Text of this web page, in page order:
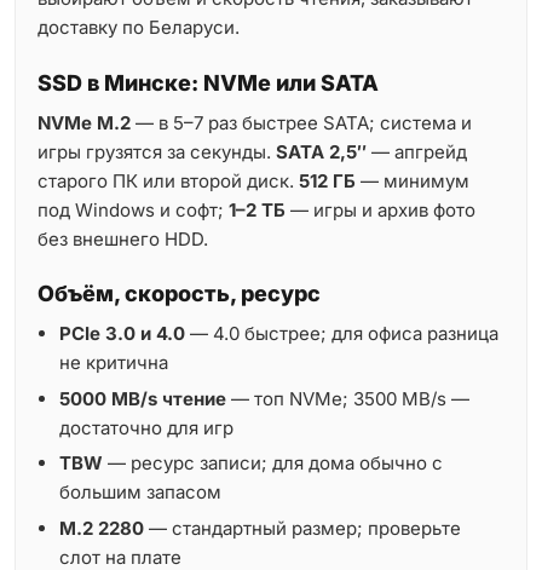
доставку по Беларуси.
SSD в Минске: NVMe или SATA
NVMe M.2 — в 5–7 раз быстрее SATA; система и
игры грузятся за секунды. SATA 2,5″ — апгрейд
старого ПК или второй диск. 512 ГБ — минимум
под Windows и софт; 1–2 ТБ — игры и архив фото
без внешнего HDD.
Объём, скорость, ресурс
PCIe 3.0 и 4.0 — 4.0 быстрее; для офиса разница
не критична
5000 MB/s чтение — топ NVMe; 3500 MB/s —
достаточно для игр
TBW — ресурс записи; для дома обычно с
большим запасом
M.2 2280 — стандартный размер; проверьте
слот на плате